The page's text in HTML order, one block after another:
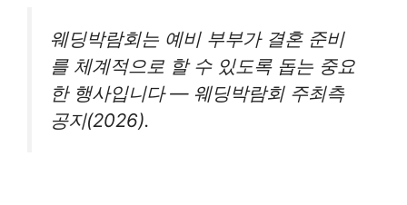
웨딩박람회는 예비 부부가 결혼 준비
를 체계적으로 할 수 있도록 돕는 중요
한 행사입니다 — 웨딩박람회 주최측
공지(2026).